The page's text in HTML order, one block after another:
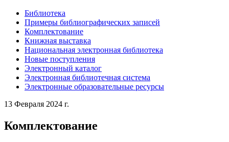
Библиотека
Примеры библиографических записей
Комплектование
Книжная выставка
Национальная электронная библиотека
Новые поступления
Электронный каталог
Электронная библиотечная система
Электронные образовательные ресурсы
13 Февраля 2024 г.
Комплектование